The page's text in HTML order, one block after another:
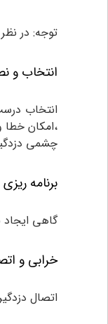
توجه: در
انتخاب و
انتخاب
،امکان خطا
چشمی
برنامه
گاهی ایجاد
خرابی و
اتصال